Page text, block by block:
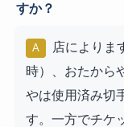
すか？
A
店によりま
時）、おたから
やは使用済み切
す。一方でチケ